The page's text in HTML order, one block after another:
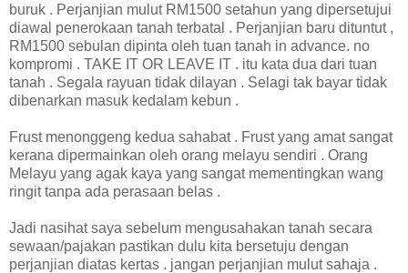
buruk . Perjanjian mulut RM1500 setahun yang dipersetujui
diawal penerokaan tanah terbatal . Perjanjian baru dituntut ,
RM1500 sebulan dipinta oleh tuan tanah in advance. no
kompromi . TAKE IT OR LEAVE IT . itu kata dua dari tuan
tanah . Segala rayuan tidak dilayan . Selagi tak bayar tidak
dibenarkan masuk kedalam kebun .
Frust menonggeng kedua sahabat . Frust yang amat sangat
kerana dipermainkan oleh orang melayu sendiri . Orang
Melayu yang agak kaya yang sangat mementingkan wang
ringit tanpa ada perasaan belas .
Jadi nasihat saya sebelum mengusahakan tanah secara
sewaan/pajakan pastikan dulu kita bersetuju dengan
perjanjian diatas kertas . jangan perjanjian mulut sahaja .